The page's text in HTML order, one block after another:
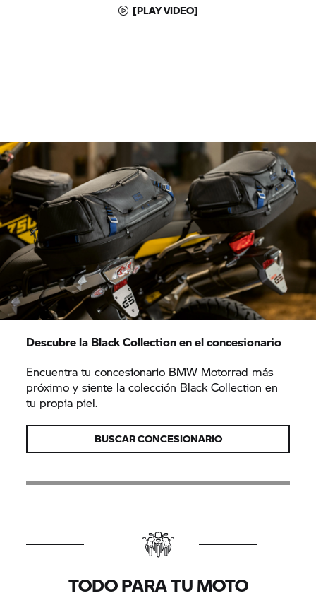
[PLAY VIDEO]
Descubre la Black Collection en el concesionario
Encuentra tu concesionario BMW Motorrad más
próximo y siente la colección Black Collection en
tu propia piel.
BUSCAR CONCESIONARIO
TODO PARA TU MOTO